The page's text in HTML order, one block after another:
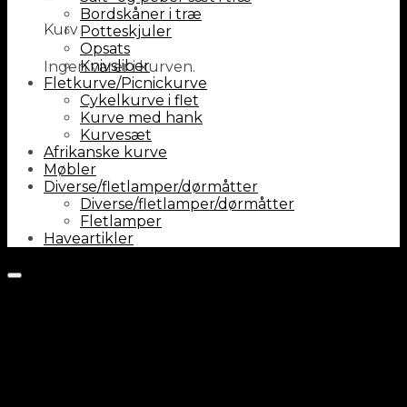
Kurv
Ingen varer i kurven.
Bordskåner i træ
Potteskjuler
Opsats
Knivsliber
Fletkurve/Picnickurve
Cykelkurve i flet
Kurve med hank
Kurvesæt
Afrikanske kurve
Møbler
Diverse/fletlamper/dørmåtter
Diverse/fletlamper/dørmåtter
Fletlamper
Haveartikler